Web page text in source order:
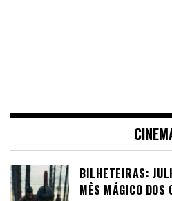
BILHETEIRAS:
MÊS MÁGICO DOS